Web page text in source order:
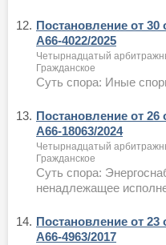
12. Постановление от 30
А66-4022/2025
Четырнадцатый
Гражданское
Суть спора: Иные
13. Постановление от 26
А66-18063/2024
Четырнадцатый
Гражданское
Суть спора:
ненадлежащее
14. Постановление от 23
А66-4963/2017